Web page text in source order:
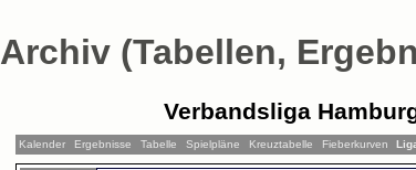
Archiv (Tabellen,
Verbandsliga
Kalender Ergebnisse Tabelle Spielpläne Kreuztabelle Fieberkurven